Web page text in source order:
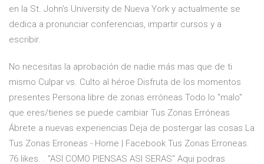
en la St. John’s University de Nueva York y actualmente se
dedica a pronunciar conferencias, impartir cursos y a
escribir.
No necesitas la aprobación de nadie más mas que de ti
mismo Culpar vs. Culto al héroe Disfruta de los momentos
presentes Persona libre de zonas erróneas Todo lo "malo"
que eres/tienes se puede cambiar Tus Zonas Erróneas
Ábrete a nuevas experiencias Deja de postergar las cosas La
Tus Zonas Erroneas - Home | Facebook Tus Zonas Erroneas.
76 likes. . "ASI COMO PIENSAS ASI SERAS" Aqui podras